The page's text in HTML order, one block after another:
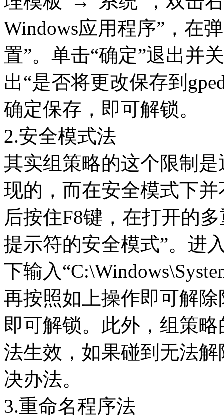
Windows应用程序”，在
置”。单击“确定”退出并
出“是否将更改保存到
确定保存，即可解锁。
2.安全模式法
其实组策略的这个限制
现的，而在安全模式下
后按住F8键，在打开的
提示符的安全模式”。进
下输入
再按照如上操作即可解
即可解锁。此外，组策
法生效，如果碰到无法
决办法。
3.重命名程序法